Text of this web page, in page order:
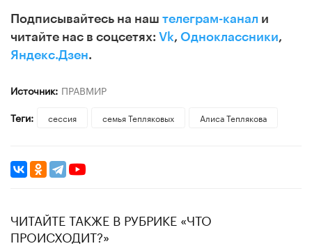
Подписывайтесь на наш телеграм-канал и
читайте нас в соцсетях: Vk, Одноклассники,
Яндекс.Дзен.
Источник: ПРАВМИР
Теги:
сессия семья Тепляковых ​Алиса Теплякова
ЧИТАЙТЕ ТАКЖЕ В РУБРИКЕ «ЧТО
ПРОИСХОДИТ?»